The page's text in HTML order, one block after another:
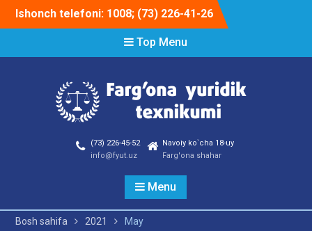
Ishonch telefoni: 1008; (73) 226-41-26
Top Menu
(73) 226-45-52
info@fyut.uz
Navoiy ko`cha 18-uy
Farg'ona shahar
Menu
Bosh sahifa 2021 May